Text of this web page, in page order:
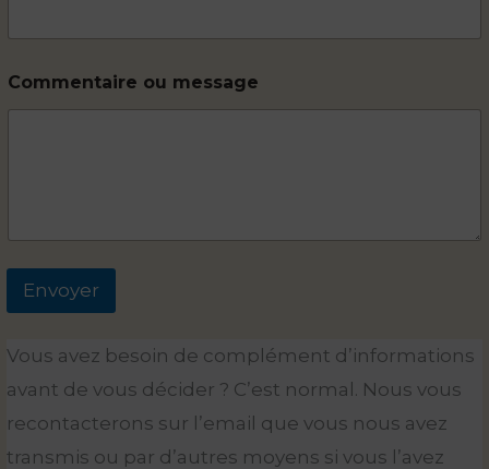
u
m
Commentaire ou message
Envoyer
Vous avez besoin de complément d’informations
avant de vous décider ? C’est normal. Nous vous
recontacterons sur l’email que vous nous avez
transmis ou par d’autres moyens si vous l’avez